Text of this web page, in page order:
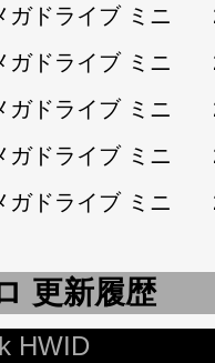
ガドライブ ミニ
ガドライブ ミニ
ガドライブ ミニ
ガドライブ ミニ
ガドライブ ミニ
更新履歴
HWID